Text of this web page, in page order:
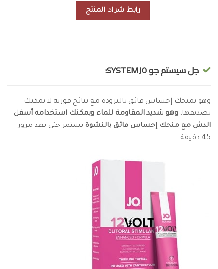
رابط شراء المنتج
جل سيستم جو SYSTEMJO:
وهو يمنحك إحساس فائق بالبرودة مع نتائج فورية لا يمكنك
تصديقها، وهو شديد المقاومة للماء ويمكنك استخدامه أسفل
الدش مع منحك إحساس فائق بالنشوة يستمر حتى بعد مرور
45 دقيقة.